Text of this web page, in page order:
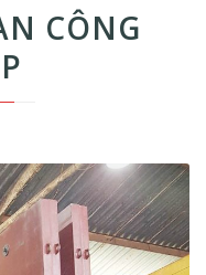
CÔNG